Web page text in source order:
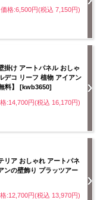
価格:6,500円(税込 7,150円)
掛け アートパネル おしゃ
デコ リーフ 植物 アイアン
料】 [kwb3650]
:14,700円(税込 16,170円)
リア おしゃれ アートパネ
ンの壁飾り プラッツアー
:12,700円(税込 13,970円)